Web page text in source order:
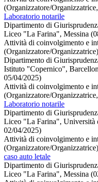
(Organizzatore/
Laboratorio notarile
Dipartimento di
Liceo "La Farina", Messina
Attività di coinvolgimento e
(Organizzatore/Organizzatrice)
Dipartimento di
Istituto "Copernico",
05/04/2025)
Attività di coinvolgimento e
(Organizzatore/
Laboratorio notarile
Dipartimento di
Liceo "La Farina", Università
02/04/2025)
Attività di coinvolgimento e
(Organizzatore/Organizzatrice)
caso auto letale
Dipartimento di
Liceo "La Farina", Messina